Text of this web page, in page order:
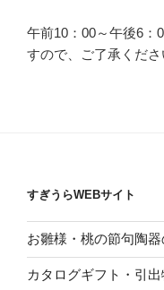
午前10：00～午後6：
すので、ご了承くださ
すぎうらWEBサイト
お雛様・桃の節句陶
カタログギフト・引